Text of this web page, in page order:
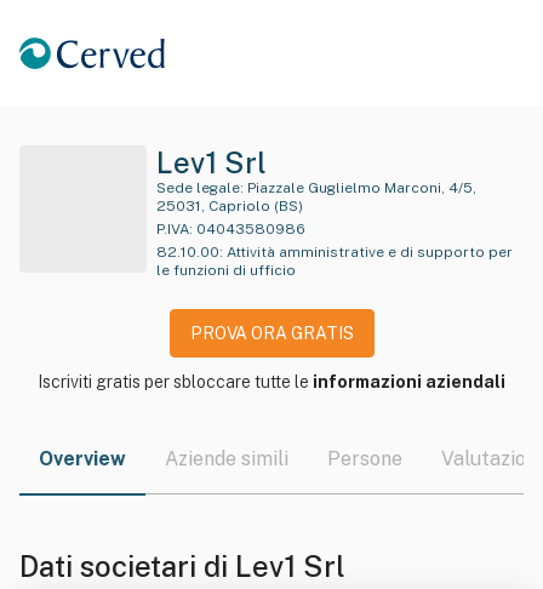
Lev1 Srl
Sede legale:
25031, Capriolo (BS)
P.IVA: 04043580986
82.10.00: Attività amministrative e di supporto per
le funzioni di ufficio
PROVA ORA GRATIS
Iscriviti gratis per sbloccare tutte le informazioni aziendali
Overview Aziende simili Persone Valutazioni
Dati societari di Lev1 Srl